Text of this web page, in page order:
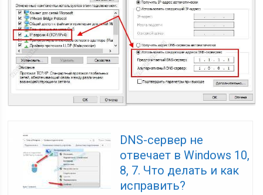
DNS-сервер не
отвечает в Windows 10,
8, 7. Что делать и как
исправить?